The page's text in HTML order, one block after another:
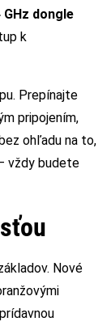
GHz dongle
k
Prepínajte
pripojením,
ohľadu na to,
vždy budete
Nové